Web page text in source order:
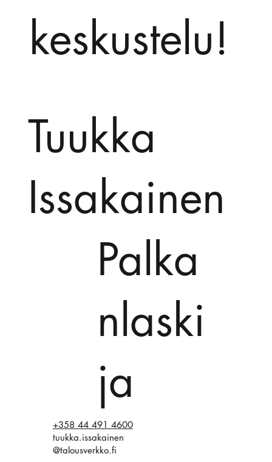
keskustelu!
Tuukka
Issakainen
Palka
nlaski
ja
+358 44 491 4600
tuukka.issakainen
@talousverkko.fi